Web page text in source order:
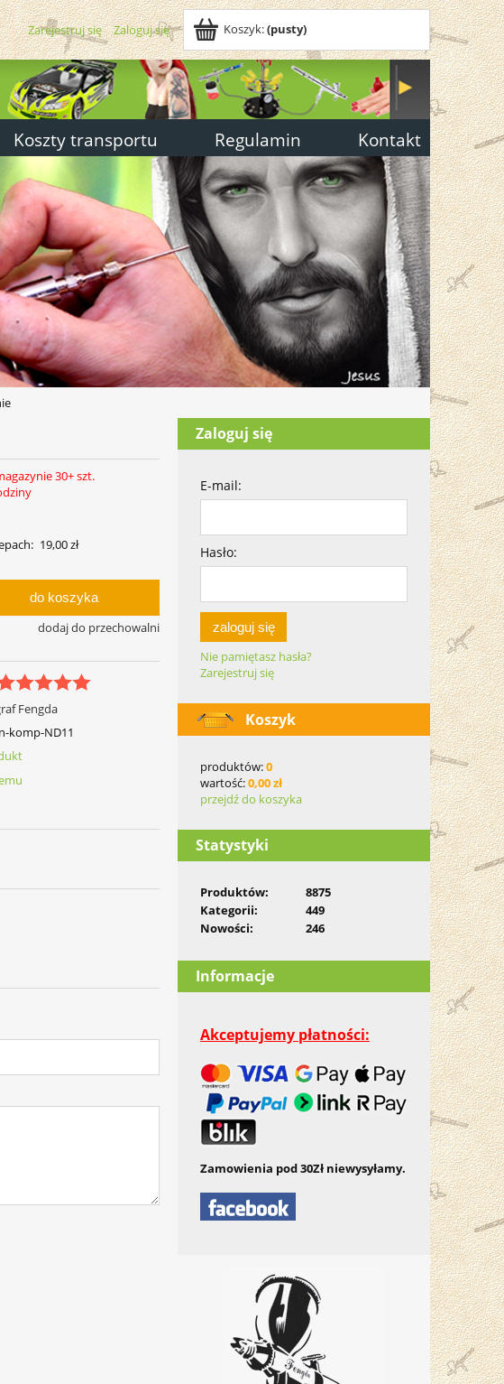
Koszyk:(pusty)
Zarejestruj się Zaloguj się
Koszty transportu Regulamin Kontakt
30+ szt.
19,00 zł
do koszyka
dodaj do przechowalni
Fengda
komp-ND11
Zaloguj się
E-mail:
Hasło:
zaloguj się
Nie pamiętasz hasła?
Zarejestruj się
Koszyk
produktów:0
wartość:0,00 zł
przejdź do koszyka
Statystyki
Produktów:
8875
Kategorii:
449
Nowości:
246
Informacje
Akceptujemy płatności:
Zamowienia pod 30Zł niewysyłamy.